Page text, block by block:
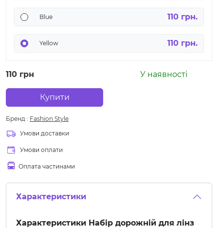
Blue 110 грн.
Yellow 110 грн.
110 грн У наявності
Купити
Бренд : Fashion Style
Умови доставки
Умови оплати
Оплата частинами
Характеристики
Характеристики Набір дорожній для лінз